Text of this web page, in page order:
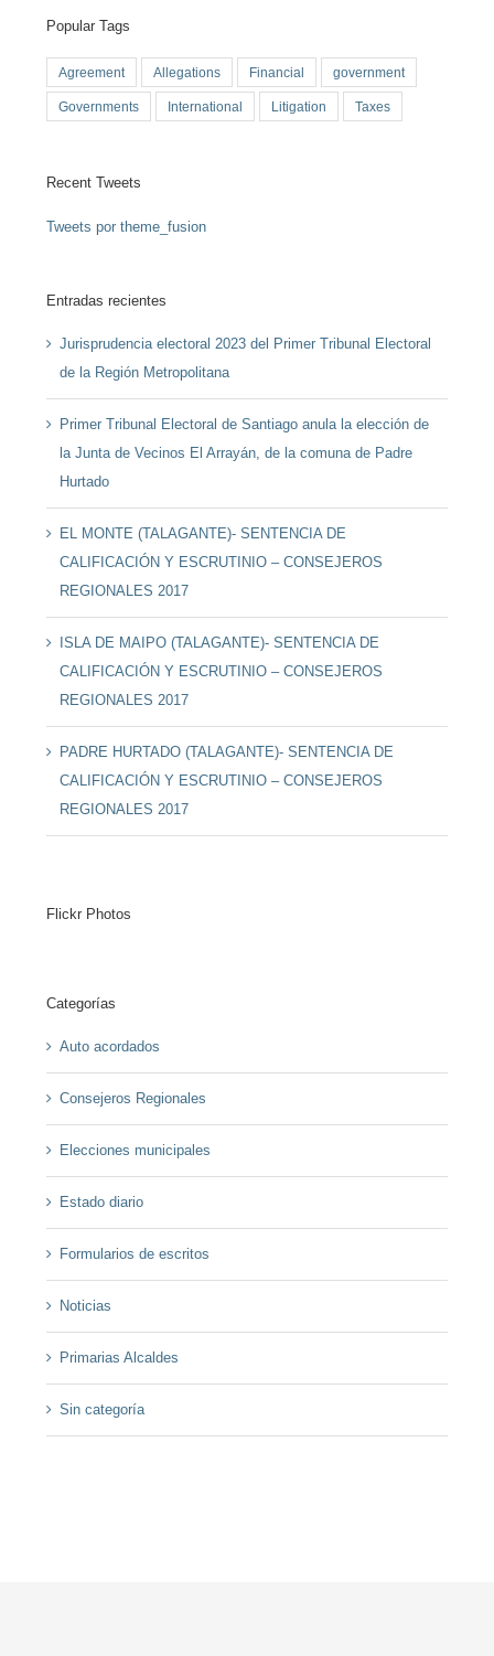
Popular Tags
Agreement Allegations Financial government
Governments International Litigation Taxes
Recent Tweets
Tweets por theme_fusion
Entradas recientes
Jurisprudencia electoral 2023 del Primer Tribunal Electoral
de la Región Metropolitana
Primer Tribunal Electoral de Santiago anula la elección de
la Junta de Vecinos El Arrayán, de la comuna de Padre
Hurtado
EL MONTE (TALAGANTE)- SENTENCIA DE
CALIFICACIÓN Y ESCRUTINIO – CONSEJEROS
REGIONALES 2017
ISLA DE MAIPO (TALAGANTE)- SENTENCIA DE
CALIFICACIÓN Y ESCRUTINIO – CONSEJEROS
REGIONALES 2017
PADRE HURTADO (TALAGANTE)- SENTENCIA DE
CALIFICACIÓN Y ESCRUTINIO – CONSEJEROS
REGIONALES 2017
Flickr Photos
Categorías
Auto acordados
Consejeros Regionales
Elecciones municipales
Estado diario
Formularios de escritos
Noticias
Primarias Alcaldes
Sin categoría